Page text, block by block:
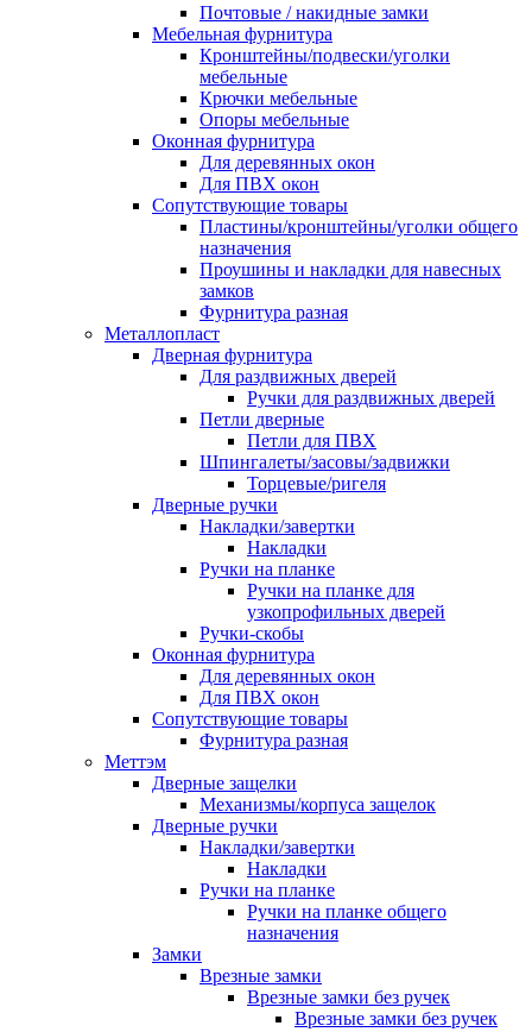
Почтовые / накидные замки
Мебельная фурнитура
Кронштейны/подвески/уголки
мебельные
Крючки мебельные
Опоры мебельные
Оконная фурнитура
Для деревянных окон
Для ПВХ окон
Сопутствующие товары
Пластины/кронштейны/уголки общего
назначения
Проушины и накладки для навесных
замков
Фурнитура разная
Металлопласт
Дверная фурнитура
Для раздвижных дверей
Ручки для раздвижных дверей
Петли дверные
Петли для ПВХ
Шпингалеты/засовы/задвижки
Торцевые/ригеля
Дверные ручки
Накладки/завертки
Накладки
Ручки на планке
Ручки на планке для
узкопрофильных дверей
Ручки-скобы
Оконная фурнитура
Для деревянных окон
Для ПВХ окон
Сопутствующие товары
Фурнитура разная
Меттэм
Дверные защелки
Механизмы/корпуса защелок
Дверные ручки
Накладки/завертки
Накладки
Ручки на планке
Ручки на планке общего
назначения
Замки
Врезные замки
Врезные замки без ручек
Врезные замки без ручек